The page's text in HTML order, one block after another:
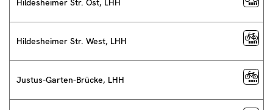
Hildesheimer Str. Ost, LHH
Hildesheimer Str. West, LHH
Justus-Garten-Brücke, LHH